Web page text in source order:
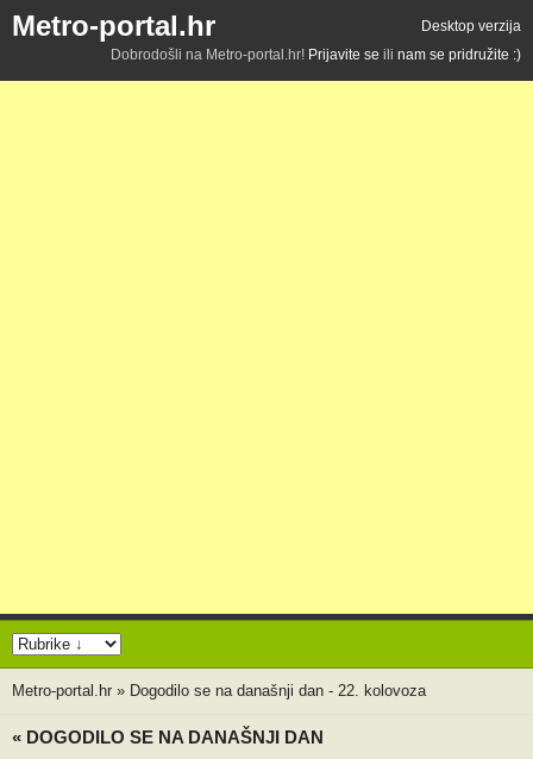
Metro-portal.hr
Desktop verzija
Dobrodošli na Metro-portal.hr! Prijavite se ili nam se pridružite :)
Metro-portal.hr » Dogodilo se na današnji dan - 22. kolovoza
« DOGODILO SE NA DANAŠNJI DAN